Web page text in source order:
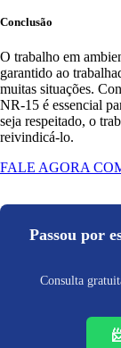
Conclusão
O trabalho em
garantido ao
muitas situações.
NR-15 é essencial
seja respeitado, o
reivindicá-lo.
FALE AGORA
Passou por
Consulta